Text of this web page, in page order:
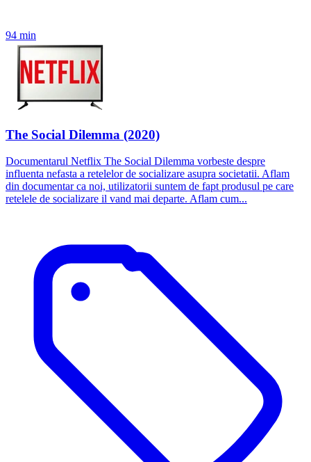
94 min
The Social Dilemma (2020)
Documentarul Netflix The Social Dilemma vorbeste despre
influenta nefasta a retelelor de socializare asupra societatii. Aflam
din documentar ca noi, utilizatorii suntem de fapt produsul pe care
retelele de socializare il vand mai departe. Aflam cum...